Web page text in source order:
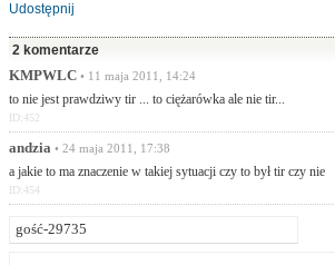
Udostępnij
2 komentarze
KMPWLC • 11 maja 2011, 14:24
to nie jest prawdziwy tir ... to ciężarówka ale nie tir...
ID:452
andzia • 24 maja 2011, 17:38
a jakie to ma znaczenie w takiej sytuacji czy to był tir czy nie
ID:454